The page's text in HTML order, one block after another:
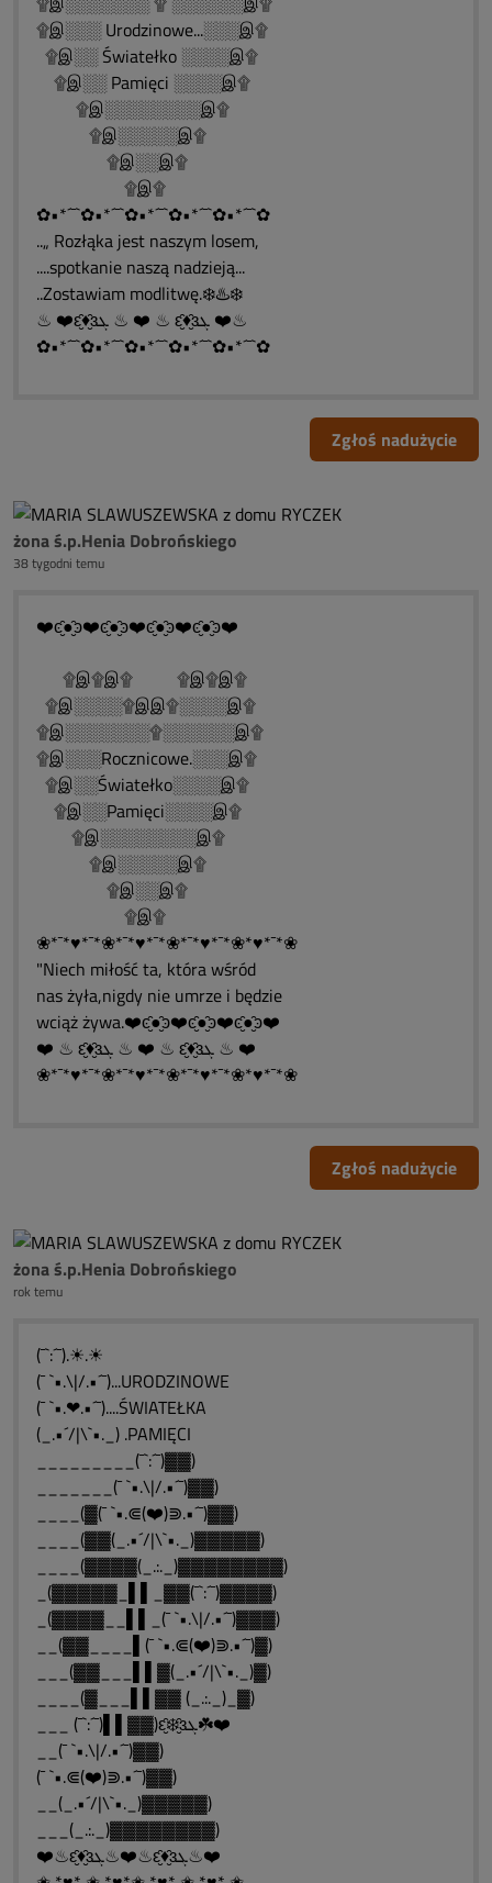
۩இ░░░ Urodzinowe...░░░இ۩
۩இ░░ Światełko ░░░░இ۩
۩இ░░ Pamięci ░░░░இ۩
۩இ░░░░░░░░இ۩
۩இ░░░░░இ۩
۩இ░░இ۩
۩இ۩
✿•*´¯`✿•*´¯`✿•*´¯`✿•*´¯`✿•*´¯`✿
..„ Rozłąka jest naszym losem,
....spotkanie naszą nadzieją...
..Zostawiam modlitwę.❄️♨️❄️
♨ ❤️ԑ̮̑♦̮̑ɜܓ ♨ ❤️ ♨ ԑ̮̑♦̮̑ɜܓ ❤️♨
✿•*´¯`✿•*´¯`✿•*´¯`✿•*´¯`✿•*´¯`✿
Zgłoś nadużycie
żona ś.p.Henia Dobrońskiego
38 tygodni temu
❤️ͼ̮̑●̮̑ͽ❤️ͼ̮̑●̮̑ͽ❤️ͼ̮̑●̮̑ͽ❤️ͼ̮̑●̮̑ͽ❤️
۩இ۩இ۩ ۩இ۩இ۩
۩இ░░░░۩இஇ۩░░░░இ۩
۩இ░░░░░░░۩░░░░░░இ۩
۩இ░░░Rocznicowe.░░░இ۩
۩இ░░Światełko░░░░இ۩
۩இ░░Pamięci░░░░இ۩
۩இ░░░░░░░░இ۩
۩இ░░░░░இ۩
۩இ░░இ۩
۩இ۩
❀*¯*♥*¯*❀*¯*♥*¯*❀*¯*♥*¯*❀*♥*¯*❀
"Niech miłość ta, która wśród
nas żyła,nigdy nie umrze i będzie
wciąż żywa.❤️ͼ̮̑●̮̑ͽ❤️ͼ̮̑●̮̑ͽ❤️ͼ̮̑●̮̑ͽ❤️
❤️ ♨ ԑ̮̑♦̮̑ɜܓ ♨ ❤️ ♨ ԑ̮̑♦̮̑ɜܓ ♨ ❤️
❀*¯*♥*¯*❀*¯*♥*¯*❀*¯*♥*¯*❀*♥*¯*❀
Zgłoś nadużycie
żona ś.p.Henia Dobrońskiego
rok temu
(¯`:´¯).☀.☀
(¯ `•.\|/.•´¯)...URODZINOWE
(¯ `•.❤.•´¯)....ŚWIATEŁKA
(_.•´/|\`•._) .PAMIĘCI
_________(¯`:´¯)▓▓)
_______(¯ `•.\|/.•´¯)▓▓)
____(▓(¯ `•.⋐(❤️)⋑.•´¯)▓▓)
____(▓▓(_.•´/|\`•._)▓▓▓▓▓)
____(▓▓▓▓(_.:._)▓▓▓▓▓▓▓▓)
_(▓▓▓▓▓_▌▌_▓▓(¯`:´¯)▓▓▓▓)
_(▓▓▓▓__▌▌_(¯ `•.\|/.•´¯)▓▓▓)
__(▓▓____▌(¯ `•.⋐(❤️)⋑.•´¯)▓)
___(▓▓___▌▌▓(_.•´/|\`•._)▓)
____(▓___▌▌▓▓ (_.:._)_▓)
___ (¯`:´¯)▌▌▓▓)ԑ̮̑❄️̮̑ɜܓ☘️❤️
__(¯ `•.\|/.•´¯)▓▓)
(¯ `•.⋐(❤️)⋑.•´¯)▓▓)
__(_.•´/|\`•._)▓▓▓▓▓)
___(_.:._)▓▓▓▓▓▓▓▓)
❤️♨ԑ̮̑♦̮̑ɜܓ♨❤️♨ԑ̮̑♦̮̑ɜܓ♨❤️